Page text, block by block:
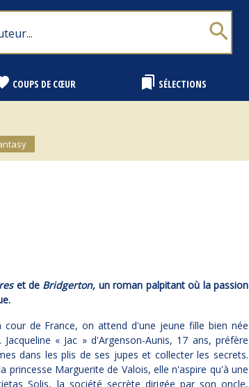
search
COUPS DE CŒUR bookmarks SÉLECTIONS
et de Bridgerton, un roman palpitant où la passion
de France, on attend d'une jeune fille bien née
« Jac » d'Argenson-Aunis, 17 ans, préfère
dans les plis de ses jupes et collecter les secrets.
princesse Marguerite de Valois, elle n'aspire qu'à une
Solis, la société secrète dirigée par son oncle,